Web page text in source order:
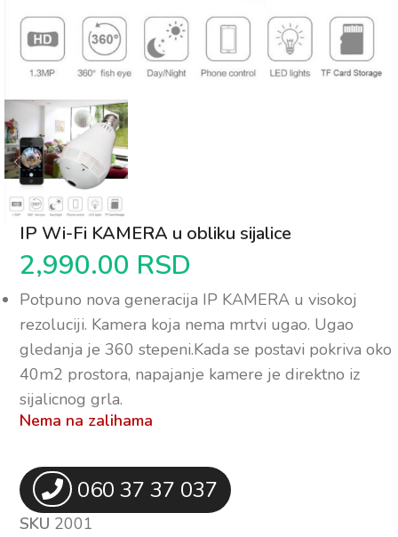
IP Wi-Fi KAMERA u obliku sijalice
2,990.00 RSD
Potpuno nova generacija IP KAMERA u visokoj
rezoluciji. Kamera koja nema mrtvi ugao. Ugao
gledanja je 360 stepeni.Kada se postavi pokriva oko
40m2 prostora, napajanje kamere je direktno iz
sijalicnog grla.
Nema na zalihama
060 37 37 037
SKU 2001